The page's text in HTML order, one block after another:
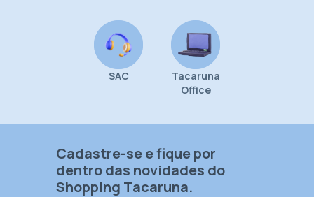
SAC
Tacaruna
Office
Cadastre-se e fique por
dentro das novidades do
Shopping Tacaruna.